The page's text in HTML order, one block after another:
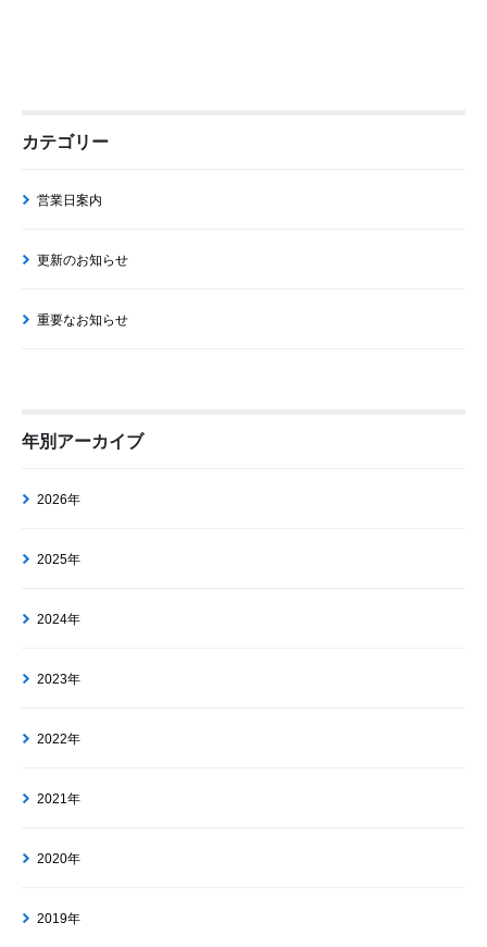
カテゴリー
営業日案内
更新のお知らせ
重要なお知らせ
年別アーカイブ
2026年
2025年
2024年
2023年
2022年
2021年
2020年
2019年